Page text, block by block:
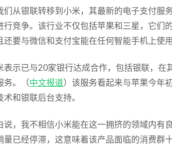
们从银联转移到小米，其最新的电子支付服
行竞争。该行业不仅包括苹果和三星，它们
还要与微信和支付宝能在任何智能手机上使
表示已与20家银行达成合作，包括银联，在
务。（中文报道）该服务看起来与苹果今年
术和银联后台支持。
说，我不相信小米能在这一拥挤的领域内有
量已经停滞，这意味着该产品面临的消费群